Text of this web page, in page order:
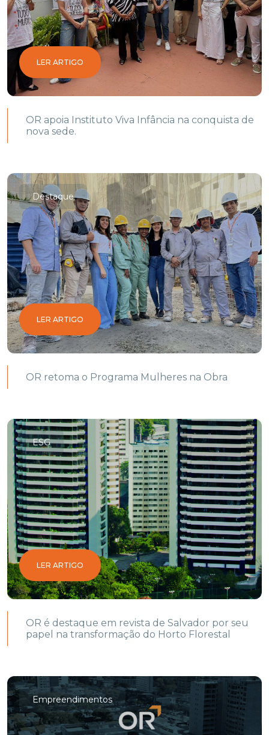
LER ARTIGO
OR apoia Instituto Viva Infância na conquista de
nova sede.
Destaque
LER ARTIGO
OR retoma o Programa Mulheres na Obra
ESG
LER ARTIGO
OR é destaque em revista de Salvador por seu
papel na transformação do Horto Florestal
Empreendimentos